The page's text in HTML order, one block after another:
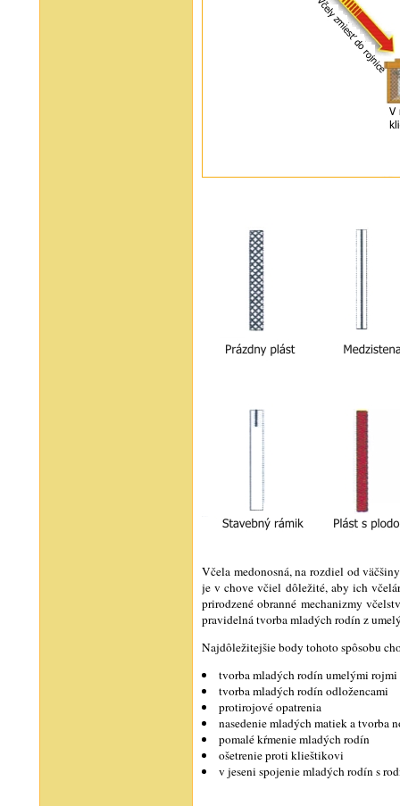
Včela medonosná, na rozdiel od
je v chove včiel dôležité, aby ich
prirodzené obranné mechanizmy
pravidelná tvorba mladých rodín z
Najdôležitejšie body tohoto spôsobu
tvorba mladých rodín umelými rojmi
tvorba mladých rodín odložencami
protirojové opatrenia
nasedenie mladých matiek a tvorba
pomalé kŕmenie mladých rodín
ošetrenie proti klieštikovi
v jeseni spojenie mladých rodín s